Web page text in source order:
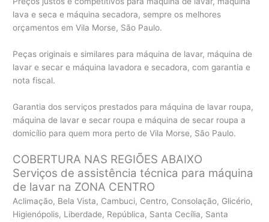
lava e seca e máquina secadora, sempre os melhores
orçamentos em Vila Morse, São Paulo.
Peças originais e similares para máquina de lavar, máquina de
lavar e secar e máquina lavadora e secadora, com garantia e
nota fiscal.
Garantia dos serviços prestados para máquina de lavar roupa,
máquina de lavar e secar roupa e máquina de secar roupa a
domicílio para quem mora perto de Vila Morse, São Paulo.
COBERTURA NAS REGIÕES ABAIXO
Serviços de assistência técnica para máquina
de lavar na ZONA CENTRO
Aclimação, Bela Vista, Cambuci, Centro, Consolação, Glicério,
Higienópolis, Liberdade, República, Santa Cecília, Santa